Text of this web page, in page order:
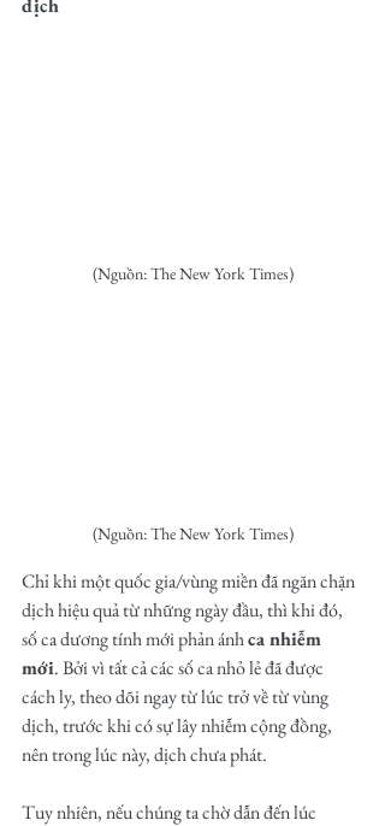
(Nguồn: The New York Times)
(Nguồn: The New York Times)
Chỉ khi một quốc gia/vùng miền đã ngăn chặn
dịch hiệu quả từ những ngày đầu, thì khi đó,
số ca dương tính mới phản ánh ca nhiễm
mới. Bởi vì tất cả các số ca nhỏ lẻ đã được
cách ly, theo dõi ngay từ lúc trở về từ vùng
dịch, trước khi có sự lây nhiễm cộng đồng,
nên trong lúc này, dịch chưa phát.
Tuy nhiên, nếu chúng ta chờ dẫn đến lúc